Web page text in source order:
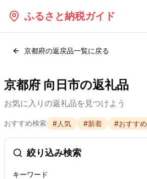
ふるさと納税ガイド
京都府の返戻品一覧に戻る
京都府 向日市の返礼品
お気に入りの返礼品を見つけよう
おすすめ検索 #人気 #新着 #おすすめ
絞り込み検索
キーワード